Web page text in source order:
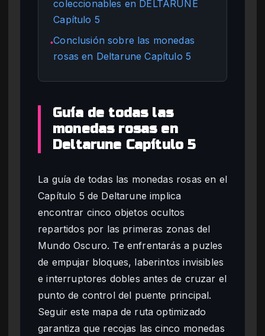
coleccionables en DELTARUNE
Capítulo 5
●Conclusión sobre las monedas
rosas en Deltarune Capítulo 5
Guía de todas las
monedas rosas en
Deltarune Capítulo 5
La guía de todas las monedas rosas en el
Capítulo 5 de Deltarune implica
encontrar cinco objetos ocultos
repartidos por las primeras zonas del
Mundo Oscuro. Te enfrentarás a puzles
de empujar bloques, laberintos invisibles
e interruptores dobles antes de cruzar el
punto de control del puente principal.
Seguir este mapa de ruta optimizado
garantiza que recojas las cinco monedas